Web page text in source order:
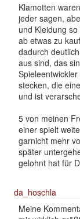
Klamotten
jeder sagen,
und Kleidung
ab etwas zu
dadurch
aus sind, das
stecken, die
und ist
5 von meinen
einer spielt
garnicht mehr
später
gelohnt hat für
da_hoschla
Meine